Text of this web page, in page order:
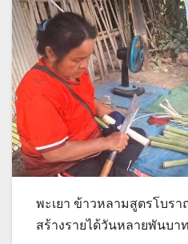
พะเยา ข้าวหลามสูตรโบร
สร้างรายได้วันหลายพันบาท